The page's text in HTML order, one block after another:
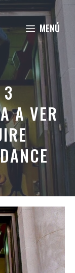
MENÚ
3
A VER